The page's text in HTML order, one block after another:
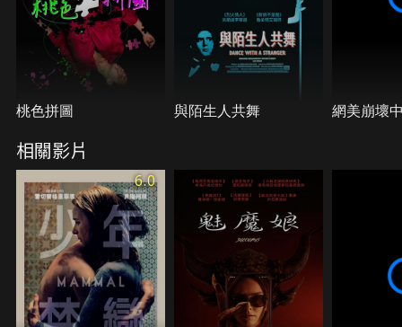
桃色拼圖 與陌生人共舞 網美崩壞
相關影片
6.0